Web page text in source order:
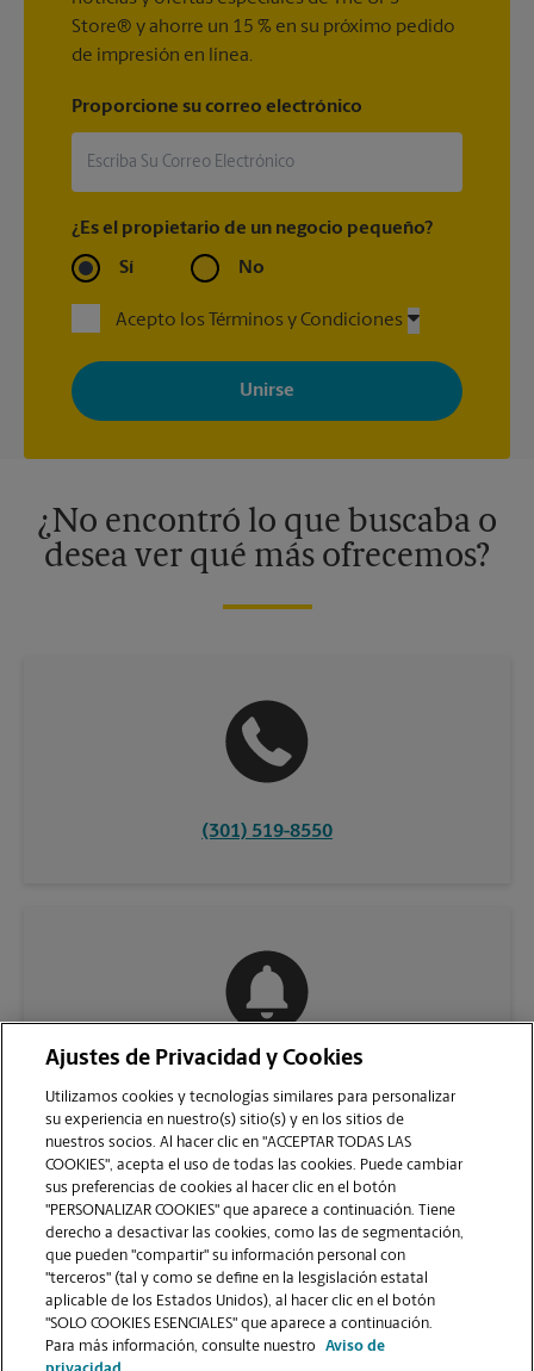
Store® y ahorre un 15 % en su próximo pedido
de impresión en línea.
Proporcione su correo electrónico
¿Es el propietario de un negocio pequeño?
Sí No
Acepto los Términos y Condiciones
Al registrarse, acepta recibir correos electrónicos de The UPS
Store con noticias, ofertas especiales, promociones y mensajes
adaptados a sus intereses. Puede darse de baja en cualquier
momento. Para más información, consulte nuestra política de
¿No encontró lo que buscaba o
desea ver qué más ofrecemos?
(301) 519-8550
VER LA PÁGINA DE LA TIENDA
Ajustes de Privacidad y Cookies
Utilizamos cookies y tecnologías similares para personalizar
su experiencia en nuestro(s) sitio(s) y en los sitios de
nuestros socios. Al hacer clic en "ACCEPTAR TODAS LAS
COOKIES", acepta el uso de todas las cookies. Puede cambiar
sus preferencias de cookies al hacer clic en el botón
"PERSONALIZAR COOKIES" que aparece a continuación. Tiene
derecho a desactivar las cookies, como las de segmentación,
que pueden "compartir" su información personal con
"terceros" (tal y como se define en la lesgislación estatal
aplicable de los Estados Unidos), al hacer clic en el botón
"SOLO COOKIES ESENCIALES" que aparece a continuación.
Para más información, consulte nuestro
Aviso de